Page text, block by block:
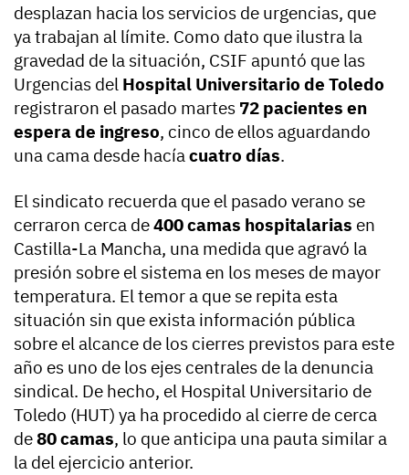
desplazan hacia los servicios de urgencias, que
ya trabajan al límite. Como dato que ilustra la
gravedad de la situación, CSIF apuntó que las
Urgencias del Hospital Universitario de Toledo
registraron el pasado martes 72 pacientes en
espera de ingreso, cinco de ellos aguardando
una cama desde hacíacuatro días.
El sindicato recuerda que el pasado verano se
cerraron cerca de400 camas hospitalarias en
Castilla-La Mancha, una medida que agravó la
presión sobre el sistema en los meses de mayor
temperatura. El temor a que se repita esta
situación sin que exista información pública
sobre el alcance de los cierres previstos para este
año es uno de los ejes centrales de la denuncia
sindical. De hecho, el Hospital Universitario de
Toledo (HUT) ya ha procedido al cierre de cerca
de80 camas, lo que anticipa una pauta similar a
la del ejercicio anterior.